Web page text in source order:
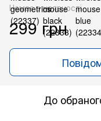
Немає в наявності
299 грн
До